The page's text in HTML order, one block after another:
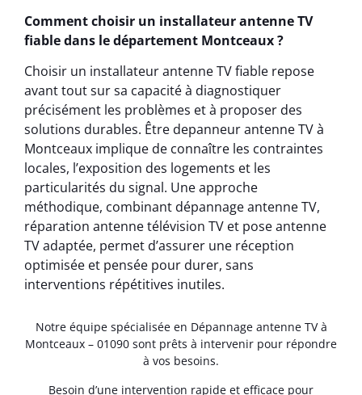
Comment choisir un installateur antenne TV
fiable dans le département Montceaux ?
Choisir un installateur antenne TV fiable repose
avant tout sur sa capacité à diagnostiquer
précisément les problèmes et à proposer des
solutions durables. Être depanneur antenne TV à
Montceaux implique de connaître les contraintes
locales, l’exposition des logements et les
particularités du signal. Une approche
méthodique, combinant dépannage antenne TV,
réparation antenne télévision TV et pose antenne
TV adaptée, permet d’assurer une réception
optimisée et pensée pour durer, sans
interventions répétitives inutiles.
Notre équipe spécialisée en Dépannage antenne TV à
Montceaux – 01090 sont prêts à intervenir pour répondre
à vos besoins.
Besoin d’une intervention rapide et efficace pour